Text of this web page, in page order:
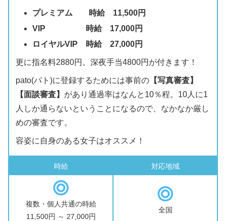
プレミアム 時給 11,500円
VIP 時給 17,000円
ロイヤルVIP 時給 27,000円
更に指名料2880円。深夜手当4800円が付きます！
pato(パト)に登録するためには事前の【写真審査】
【面談審査】 があり通過率はなんと10％程。10人に1
人しか通らないということになるので、なかなか厳し
めの審査です。
容姿に自身のある女子はオススメ！
時給
複数・個人共通の時給
11,500円 ～ 27,000円
対応地域
全国